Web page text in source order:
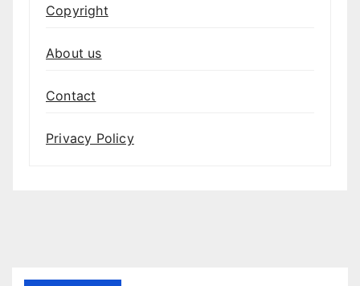
Copyright
About us
Contact
Privacy Policy